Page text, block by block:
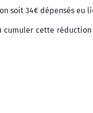
soit 34€ dépensés eu
cette